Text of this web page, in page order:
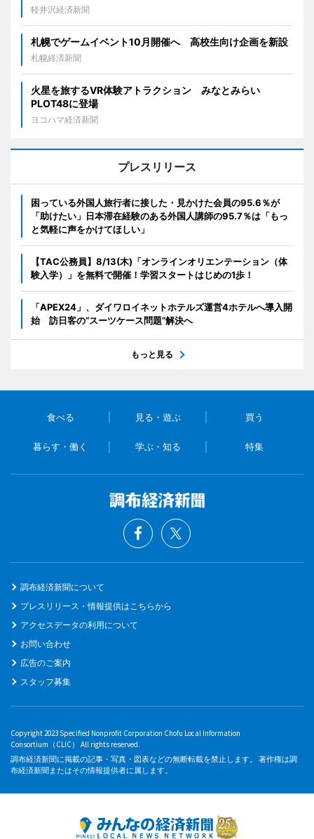
軽井沢経済新聞
札幌でゲームイベント10月開催へ 高校生向け企画を新設
札幌経済新聞
火星を旅するVR体験アトラクション みなとみらい
PLOT48に登場
ヨコハマ経済新聞
プレスリリース
困っている外国人旅行者に接した・見かけた会員の95.6％が
「助けたい」日本滞在経験のある外国人講師の95.7％は「もっ
と気軽に声をかけてほしい」
【TAC公務員】8/13(木)「オンラインオリエンテーション（体
験入学）」を無料で開催！学習スタートはじめの1歩！
「APEX24」、ダイワロイネットホテルズ運営4ホテルへ導入開
始 訪日客の“スーツケース問題”解決へ
もっと見る
食べる 見る・遊ぶ 買う
暮らす・働く 学ぶ・知る 特集
調布経済新聞について
プレスリリース・情報提供はこちらから
アクセスデータの利用について
お問い合わせ
広告のご案内
スタッフ募集
Copyright 2023 Specified Nonprofit Corporation Chofu Local Information
Consortium（CLIC） All rights reserved.
調布経済新聞に掲載の記事・写真・図表などの無断転載を禁止します。 著作権は調
布経済新聞またはその情報提供者に属します。